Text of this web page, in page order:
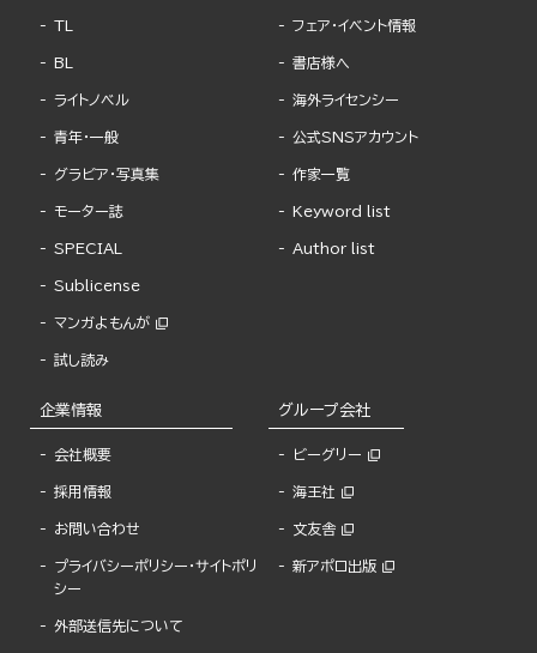
TL
BL
ライトノベル
青年・一般
グラビア・写真集
モーター誌
SPECIAL
Sublicense
マンガよもんが
試し読み
フェア・イベント情報
書店様へ
海外ライセンシー
公式SNSアカウント
作家一覧
Keyword list
Author list
企業情報
会社概要
採用情報
お問い合わせ
プライバシーポリシー・サイトポリ
シー
外部送信先について
グループ会社
ビーグリー
海王社
文友舎
新アポロ出版